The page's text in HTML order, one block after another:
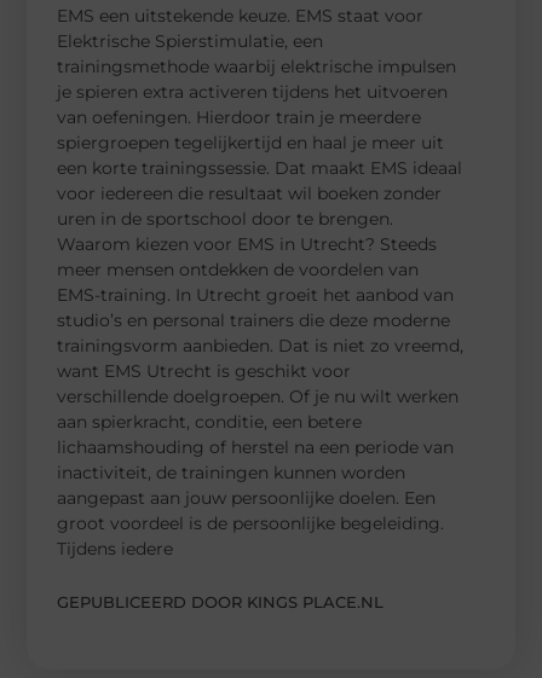
EMS een uitstekende keuze. EMS staat voor
Elektrische Spierstimulatie, een
trainingsmethode waarbij elektrische impulsen
je spieren extra activeren tijdens het uitvoeren
van oefeningen. Hierdoor train je meerdere
spiergroepen tegelijkertijd en haal je meer uit
een korte trainingssessie. Dat maakt EMS ideaal
voor iedereen die resultaat wil boeken zonder
uren in de sportschool door te brengen.
Waarom kiezen voor EMS in Utrecht? Steeds
meer mensen ontdekken de voordelen van
EMS-training. In Utrecht groeit het aanbod van
studio’s en personal trainers die deze moderne
trainingsvorm aanbieden. Dat is niet zo vreemd,
want EMS Utrecht is geschikt voor
verschillende doelgroepen. Of je nu wilt werken
aan spierkracht, conditie, een betere
lichaamshouding of herstel na een periode van
inactiviteit, de trainingen kunnen worden
aangepast aan jouw persoonlijke doelen. Een
groot voordeel is de persoonlijke begeleiding.
Tijdens iedere
GEPUBLICEERD DOOR KINGS PLACE.NL